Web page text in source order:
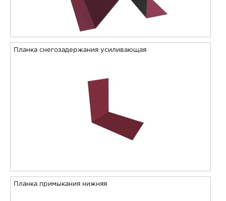
Планка снегозадержания усиливающая
Планка примыкания нижняя